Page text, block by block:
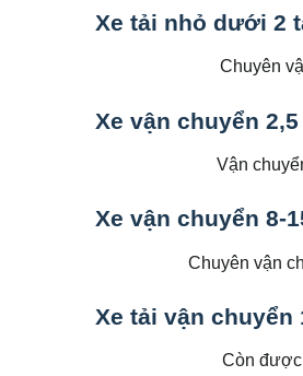
Xe tải nhỏ dưới 2
Chuyên
Xe vận chuyển
Vận
Xe vận chuyển 8-
Chuyên vận
Xe tải vận chuyển
Còn được